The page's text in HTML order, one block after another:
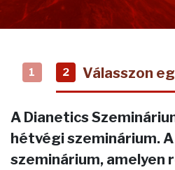
1 2 Válasszon
A Dianetics
hétvégi szeminárium.
szeminárium, amelyen